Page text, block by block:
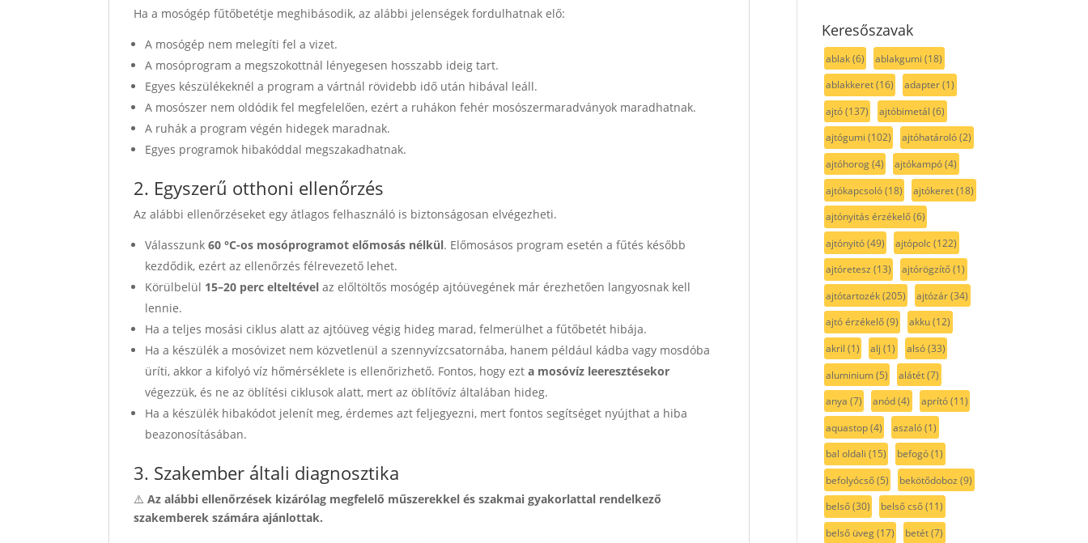
Ha a mosógép fűtőbetétje meghibásodik, az alábbi jelenségek fordulhatnak elő:
A mosógép nem melegíti fel a vizet.
A mosóprogram a megszokottnál lényegesen hosszabb ideig tart.
Egyes készülékeknél a program a vártnál rövidebb idő után hibával leáll.
A mosószer nem oldódik fel megfelelően, ezért a ruhákon fehér mosószermaradványok maradhatnak.
A ruhák a program végén hidegek maradnak.
Egyes programok hibakóddal megszakadhatnak.
2. Egyszerű otthoni ellenőrzés
Az alábbi ellenőrzéseket egy átlagos felhasználó is biztonságosan elvégezheti.
Válasszunk60 °C-os mosóprogramot előmosás nélkül. Előmosásos program esetén a fűtés később
kezdődik, ezért az ellenőrzés félrevezető lehet.
Körülbelül 15–20 perc elteltével az előltöltős mosógép ajtóüvegének már érezhetően langyosnak kell
lennie.
Ha a teljes mosási ciklus alatt az ajtóüveg végig hideg marad, felmerülhet a fűtőbetét hibája.
Ha a készülék a mosóvizet nem közvetlenül a szennyvízcsatornába, hanem például kádba vagy mosdóba
üríti, akkor a kifolyó víz hőmérséklete is ellenőrizhető. Fontos, hogy ezta mosóvíz leeresztésekor
végezzük, és ne az öblítési ciklusok alatt, mert az öblítővíz általában hideg.
Ha a készülék hibakódot jelenít meg, érdemes azt feljegyezni, mert fontos segítséget nyújthat a hiba
beazonosításában.
3. Szakember általi diagnosztika
⚠️Az alábbi ellenőrzések kizárólag megfelelő műszerekkel és szakmai gyakorlattal rendelkező
szakemberek számára ajánlottak.
Keresőszavak
ablak(6) ablakgumi (18)
ablakkeret(16) adapter(1)
ajtó(137) ajtóbimetál (6)
ajtógumi (102) ajtóhatároló(2)
ajtóhorog(4) ajtókampó(4)
ajtókapcsoló(18) ajtókeret(18)
ajtónyitás érzékelő(6)
ajtónyitó(49) ajtópolc(122)
ajtóretesz (13) ajtórögzítő(1)
ajtótartozék(205) ajtózár(34)
ajtó érzékelő(9) akku(12)
akril (1) alj (1) alsó(33)
aluminium(5) alátét(7)
anya (7) anód(4) aprító(11)
aquastop(4) aszaló(1)
bal oldali (15) befogó(1)
befolyócső(5) bekötődoboz (9)
belső(30) belső cső(11)
belső üveg(17) betét(7)